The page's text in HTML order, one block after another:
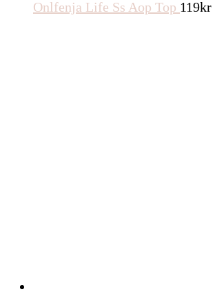
Onlfenja Life Ss Aop Top 119kr